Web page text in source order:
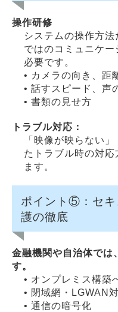
操作研修
システムの操作方
ではのコミュニケ
必要です。
• カメラの向き、距
• 話すスピード、声
• 書類の見せ方
トラブル対応：
「映像が映らない
たトラブル時の対
ます。
ポイント⑤：セキ
護の徹底
金融機関や自治体では
す。
• オンプレミス構築
• 閉域網・LGWAN
• 通信の暗号化